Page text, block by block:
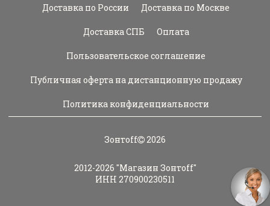
Доставка по России Доставка по Москве
Доставка СПБ Оплата
Пользовательское соглашение
Публичная оферта на дистанционную продажу
Политика конфиденциальности
Зонтoff 2026
2012-2026 "Магазин Зонтoff"
ИНН 270900230511